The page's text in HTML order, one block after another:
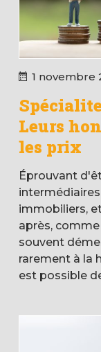
1 novembre
Leurs
les prix
Éprouvant
immobiliers,
après,
souvent
rarement à la
est possible